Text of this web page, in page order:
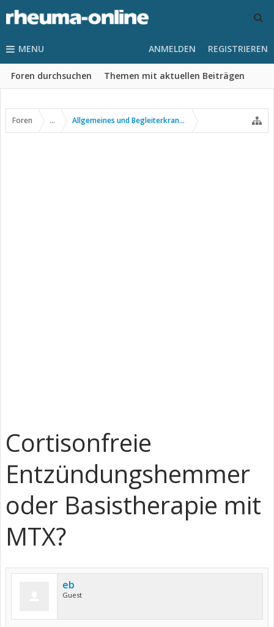
MENU
Foren durchsuchen Themen mit aktuellen Beiträgen
ANMELDEN REGISTRIEREN
Foren ... Allgemeines und Begleiterkrankungen
Cortisonfreie
Entzündungshemmer
oder Basistherapie mit
MTX?
eb
Guest